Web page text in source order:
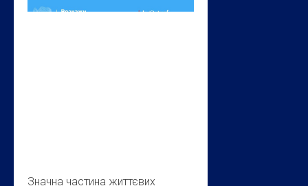
Значна частина життєвих